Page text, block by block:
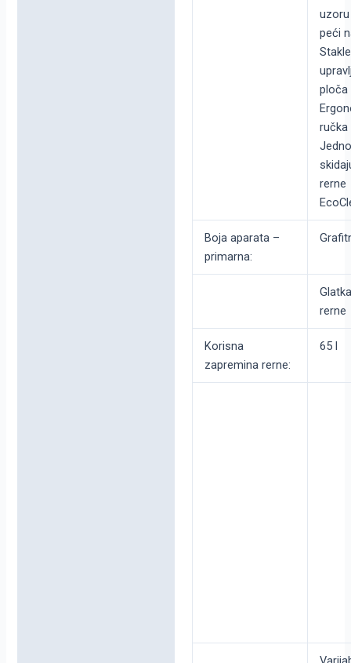
peći
ploča
ručka
rerne
Boja aparata –
primarna:
rerne
Korisna
zapremina rerne:
65 l